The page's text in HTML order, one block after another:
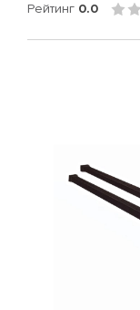
Рейтинг 0.0